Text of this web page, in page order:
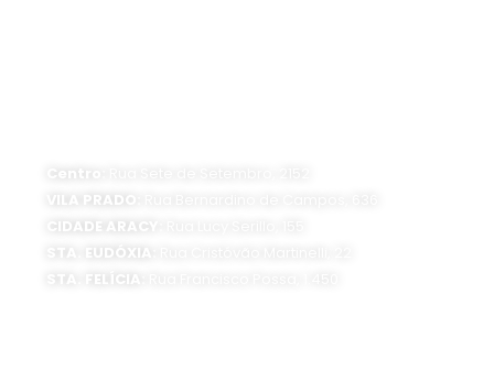
VILA PRADO:
CIDADE ARACY:
STA. EUDÓXIA:
STA. FELÍCIA: